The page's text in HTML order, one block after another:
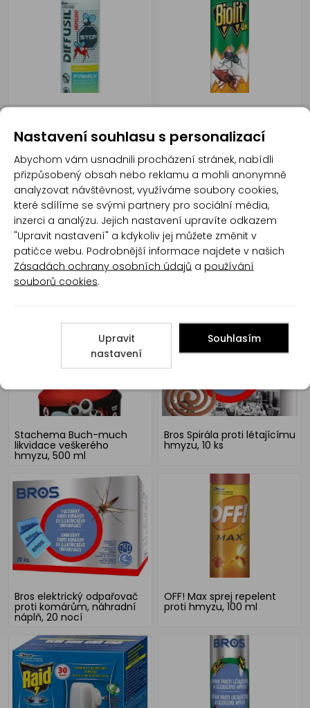
Diffusil Repelent Family
ml
Biolit Univerzál proti
hmyzu, 300 ml
Alpa Repelent pro děti, 100
ml
OFF! Protection Plus
Stachema Buch-much
likvidace veškerého
hmyzu, 500 ml
Bros Spirála proti létajícímu
hmyzu, 10 ks
Bros elektrický odpařovač
proti komárům, náhradní
náplň, 20 nocí
OFF! Max sprej repelent
proti hmyzu, 100 ml
Nastavení souhlasu s personalizací
Abychom vám usnadnili procházení stránek, nabídli
přizpůsobený obsah nebo reklamu a mohli anonymně
analyzovat návštěvnost, využíváme soubory cookies,
které sdílíme se svými partnery pro sociální média,
inzerci a analýzu. Jejich nastavení upravíte odkazem
"Upravit nastavení" a kdykoliv jej můžete změnit v
patičce webu. Podrobnější informace najdete v našich
Zásadách ochrany osobních údajů a používání
souborů cookies.
Upravit
nastavení
Souhlasím